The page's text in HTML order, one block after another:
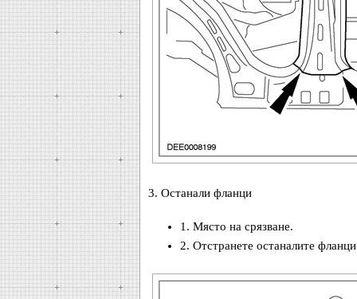
3. Останали фланци
1. Място на срязване.
2. Отстранете останалите